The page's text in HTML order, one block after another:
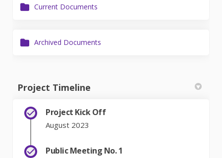
Current Documents
Archived Documents
Project Timeline
Project Kick Off
August 2023
Public Meeting No. 1